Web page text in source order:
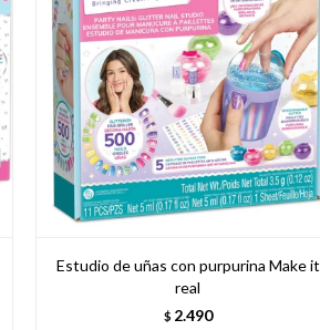
Estudio de uñas con purpurina Make it
real
$ 2.490